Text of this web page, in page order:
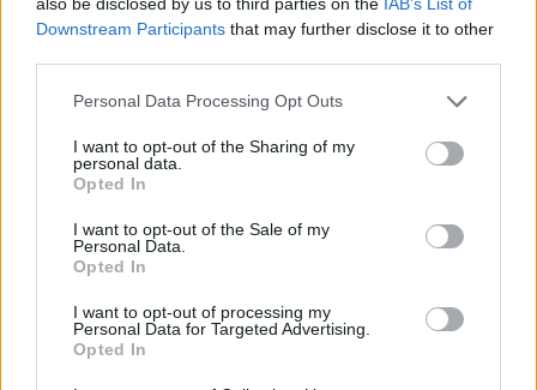
Downstream Participants that may further disclose it to other
Personal Data Processing Opt Outs
I want to opt-out of the Sharing of my
personal data.
Opted In
I want to opt-out of the Sale of my
Personal Data.
Opted In
I want to opt-out of processing my
Personal Data for Targeted Advertising.
Opted In
MCLAREN 720S
by Mens Arena